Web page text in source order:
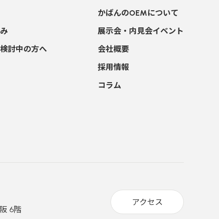
討中の方へ
かばんのOEMについて
展示会・内見会イベント
会社概要
採用情報
コラム
6階
アクセス